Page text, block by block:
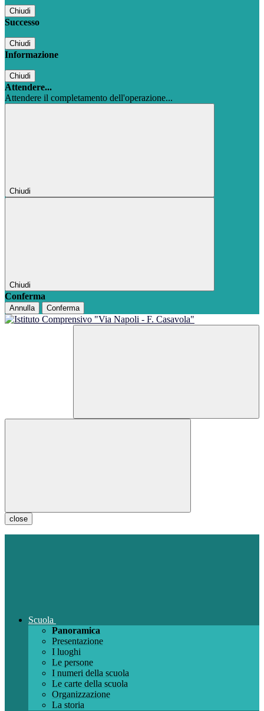
Chiudi
Successo
Chiudi
Informazione
Chiudi
Attendere...
Attendere il completamento dell'operazione...
Chiudi
Chiudi
Conferma
Annulla Conferma
close
Scuola
Panoramica
Presentazione
I luoghi
Le persone
I numeri della scuola
Le carte della scuola
Organizzazione
La storia